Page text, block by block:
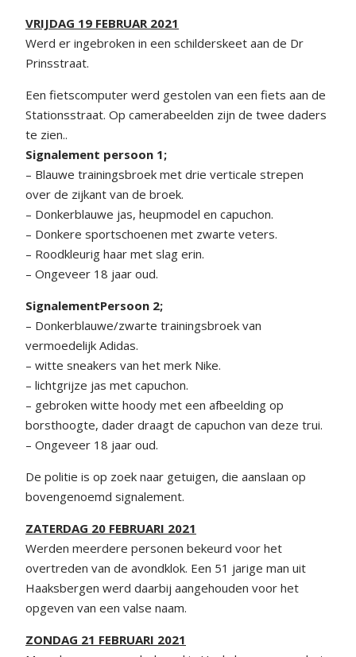
VRIJDAG 19 FEBRUAR 2021
Werd er ingebroken in een schilderskeet aan de Dr
Prinsstraat.
Een fietscomputer werd gestolen van een fiets aan de
Stationsstraat. Op camerabeelden zijn de twee daders
te zien..
Signalement persoon 1;
– Blauwe trainingsbroek met drie verticale strepen
over de zijkant van de broek.
– Donkerblauwe jas, heupmodel en capuchon.
– Donkere sportschoenen met zwarte veters.
– Roodkleurig haar met slag erin.
– Ongeveer 18 jaar oud.
SignalementPersoon 2;
– Donkerblauwe/zwarte trainingsbroek van
vermoedelijk Adidas.
– witte sneakers van het merk Nike.
– lichtgrijze jas met capuchon.
– gebroken witte hoody met een afbeelding op
borsthoogte, dader draagt de capuchon van deze trui.
– Ongeveer 18 jaar oud.
De politie is op zoek naar getuigen, die aanslaan op
bovengenoemd signalement.
ZATERDAG 20 FEBRUARI 2021
Werden meerdere personen bekeurd voor het
overtreden van de avondklok. Een 51 jarige man uit
Haaksbergen werd daarbij aangehouden voor het
opgeven van een valse naam.
ZONDAG 21 FEBRUARI 2021